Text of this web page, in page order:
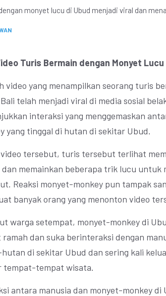
monyet lucu di Ubud menjadi viral dan
Turis Bermain dengan Monyet Lucu
video yang menampilkan seorang turis
telah menjadi viral di media sosial
interaksi yang menggemaskan
yang tinggal di hutan di sekitar Ubud.
video tersebut, turis tersebut terlihat
dan memainkan beberapa trik lucu untuk
Reaksi monyet-monkey pun tampak
banyak orang yang menonton video
warga setempat, monyet-monkey di
ramah dan suka berinteraksi dengan
di sekitar Ubud dan sering kali
tempat-tempat wisata.
antara manusia dan monyet-monkey di